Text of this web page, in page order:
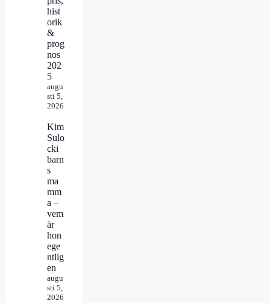
hist
orik
&
prog
nos
202
5
augu
sti 5,
2026
Kim
Sulo
cki
barn
s
ma
mm
a –
vem
är
hon
ege
ntlig
en
augu
sti 5,
2026